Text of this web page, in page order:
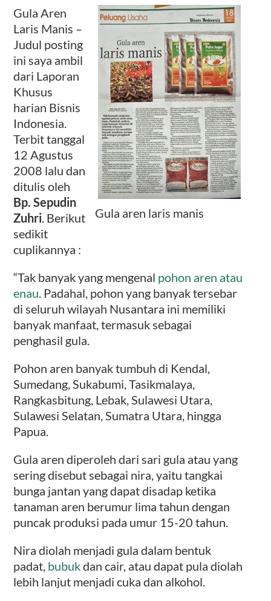
Kontak
Gula aren laris manis
Gula Aren
Laris Manis –
Judul posting
ini saya ambil
dari Laporan
Khusus
harian Bisnis
Indonesia.
Terbit tanggal
12 Agustus
2008 lalu dan
ditulis oleh
Bp. Sepudin
Zuhri . Berikut
sedikit
cuplikannya :
“Tak banyak yang mengenal pohon aren atau
enau . Padahal, pohon yang banyak tersebar
di seluruh wilayah Nusantara ini memiliki
banyak manfaat, termasuk sebagai
penghasil gula.
Pohon aren banyak tumbuh di Kendal,
Sumedang, Sukabumi, Tasikmalaya,
Rangkasbitung, Lebak, Sulawesi Utara,
Sulawesi Selatan, Sumatra Utara, hingga
Papua.
Gula aren diperoleh dari sari gula atau yang
sering disebut sebagai nira, yaitu tangkai
bunga jantan yang dapat disadap ketika
tanaman aren berumur lima tahun dengan
puncak produksi pada umur 15-20 tahun.
Nira diolah menjadi gula dalam bentuk
padat, bubukdan cair, atau dapat pula diolah
lebih lanjut menjadi cuka dan alkohol.